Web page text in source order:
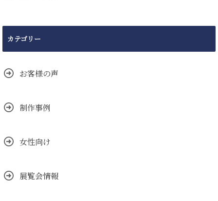
カテゴリー
お客様の声
制作事例
女性向け
展覧会情報